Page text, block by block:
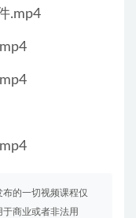
.mp4
的一切视频课程仅
商业或者非法用